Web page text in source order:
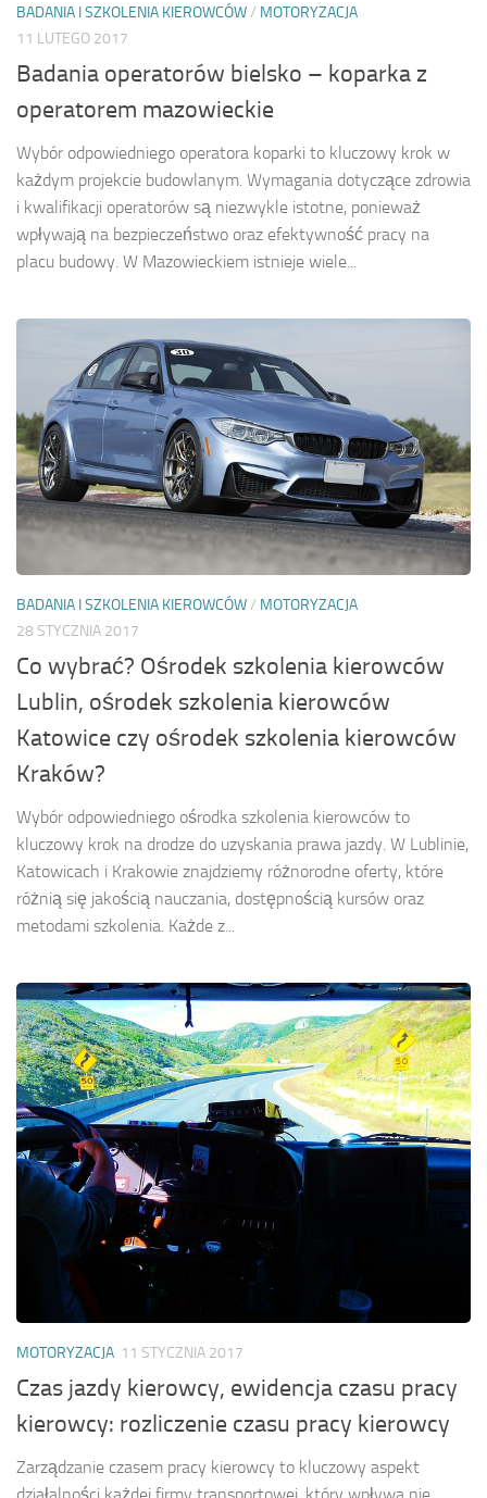
BADANIA I SZKOLENIA KIEROWCÓW/ MOTORYZACJA
11 LUTEGO 2017
Badania operatorów bielsko – koparka z
operatorem mazowieckie
Wybór odpowiedniego operatora koparki to kluczowy krok w
każdym projekcie budowlanym. Wymagania dotyczące zdrowia
i kwalifikacji operatorów są niezwykle istotne, ponieważ
wpływają na bezpieczeństwo oraz efektywność pracy na
placu budowy. W Mazowieckiem istnieje wiele...
BADANIA I SZKOLENIA KIEROWCÓW/ MOTORYZACJA
28 STYCZNIA 2017
Co wybrać? Ośrodek szkolenia kierowców
Lublin, ośrodek szkolenia kierowców
Katowice czy ośrodek szkolenia kierowców
Kraków?
Wybór odpowiedniego ośrodka szkolenia kierowców to
kluczowy krok na drodze do uzyskania prawa jazdy. W Lublinie,
Katowicach i Krakowie znajdziemy różnorodne oferty, które
różnią się jakością nauczania, dostępnością kursów oraz
metodami szkolenia. Każde z...
MOTORYZACJA 11 STYCZNIA 2017
Czas jazdy kierowcy, ewidencja czasu pracy
kierowcy: rozliczenie czasu pracy kierowcy
Zarządzanie czasem pracy kierowcy to kluczowy aspekt